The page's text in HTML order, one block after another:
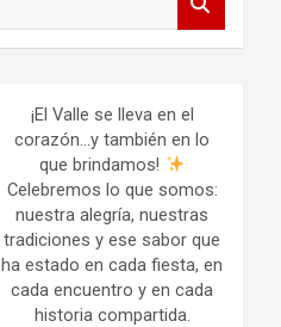
¡El Valle se lleva en el
corazón…y también en lo
que brindamos!
Celebremos lo que somos:
nuestra alegría, nuestras
tradiciones y ese sabor que
ha estado en cada fiesta, en
cada encuentro y en cada
historia compartida.